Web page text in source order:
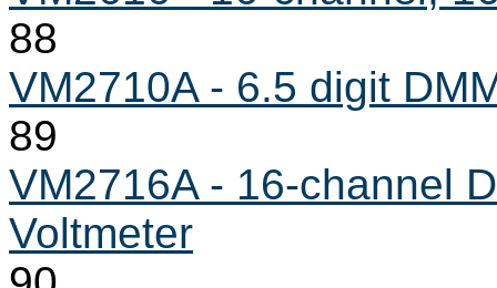
88
VM2710A - 6.5 digit
89
VM2716A - 16-channel
Voltmeter